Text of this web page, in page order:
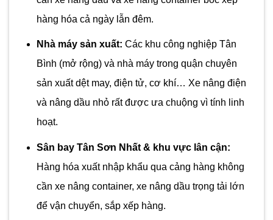
hàng hóa cả ngày lẫn đêm.
Nhà máy sản xuất: Các khu công nghiệp Tân
Bình (mở rộng) và nhà máy trong quận chuyên
sản xuất dệt may, điện tử, cơ khí… Xe nâng điện
và nâng dầu nhỏ rất được ưa chuộng vì tính linh
hoạt.
Sân bay Tân Sơn Nhất & khu vực lân cận:
Hàng hóa xuất nhập khẩu qua cảng hàng không
cần xe nâng container, xe nâng dầu trọng tải lớn
để vận chuyển, sắp xếp hàng.